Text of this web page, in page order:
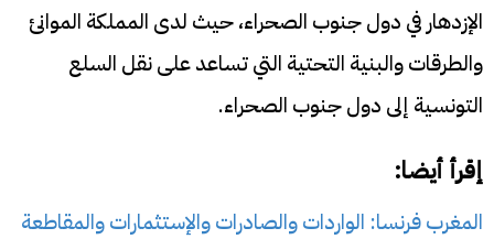
الإزدهار في دول جنوب الصحراء، حيث لدى المملكة الموانئ
والطرقات والبنية التحتية التي تساعد على نقل السلع
التونسية إلى دول جنوب الصحراء.
إقرأ أيضا:
المغرب فرنسا: الواردات والصادرات والإستثمارات والمقاطعة